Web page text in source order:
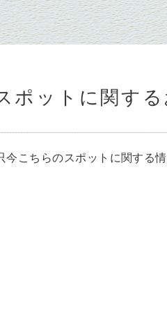
ポットに関す
今こちらのスポットに関する